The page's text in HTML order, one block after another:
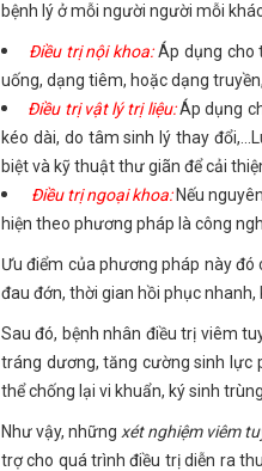
bệnh lý ở mỗi người người mỗi
Điều trị nội khoa:Áp dụng cho
uống, dạng tiêm, hoặc dạng
Điều trị vật lý trị liệu:Áp dụng
kéo dài, do tâm sinh lý thay
biệt và kỹ thuật thư giãn để cải
Điều trị ngoại khoa: Nếu
hiện theo phương pháp là công
Ưu điểm của phương pháp này đó
đau đớn, thời gian hồi phục
Sau đó, bệnh nhân điều trị viêm
tráng dương, tăng cường sinh lực
thể chống lại vi khuẩn, ký sinh trùng
Như vậy, những xét nghiệm viêm
trợ cho quá trình điều trị diễn ra